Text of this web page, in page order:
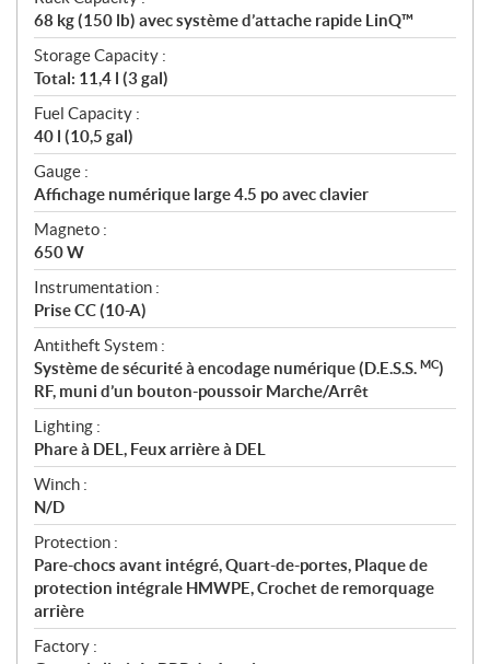
68 kg (150 lb) avec système d’attache rapide LinQ™
Storage Capacity :
Total: 11,4 l (3 gal)
Fuel Capacity :
40 l (10,5 gal)
Gauge :
Affichage numérique large 4.5 po avec clavier
Magneto :
650 W
Instrumentation :
Prise CC (10-A)
Antitheft System :
Système de sécurité à encodage numérique (D.E.S.S. MC)
RF, muni d’un bouton-poussoir Marche/Arrêt
Lighting :
Phare à DEL, Feux arrière à DEL
Winch :
N/D
Protection :
Pare-chocs avant intégré, Quart-de-portes, Plaque de
protection intégrale HMWPE, Crochet de remorquage
arrière
Factory :